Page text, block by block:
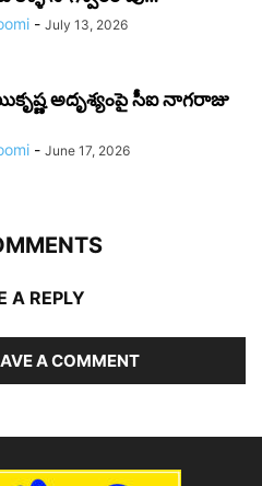
- July 13, 2026
అదృశ్యంపై సీఐ నాగరాజు
- June 17, 2026
A REPLY
A COMMENT